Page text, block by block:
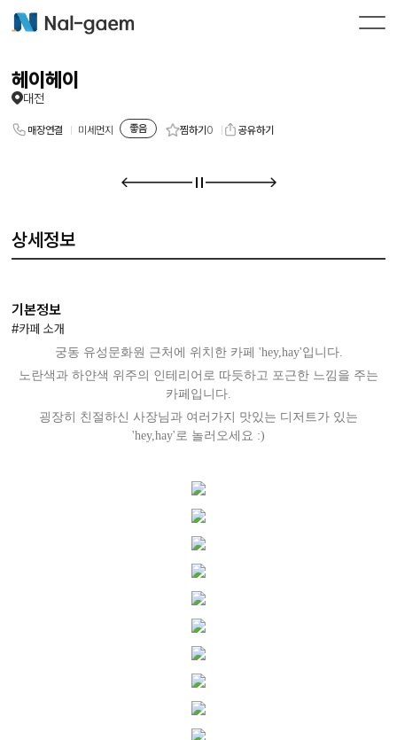
헤이헤이
대전
매장연결 미세먼지 좋음 찜하기 0 공유하기
상세정보
기본정보
#카페 소개
궁동 유성문화원 근처에 위치한 카페 'hey,hay'입니다.
노란색과 하얀색 위주의 인테리어로 따듯하고 포근한 느낌을 주는
카페입니다.
굉장히 친절하신 사장님과 여러가지 맛있는 디저트가 있는
'hey,hay'로 놀러오세요 :)